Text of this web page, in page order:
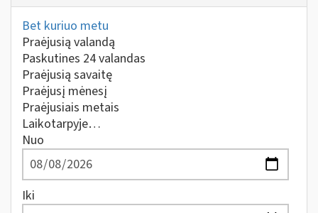
Bet kuriuo metu
Praėjusią valandą
Paskutines 24 valandas
Praėjusią savaitę
Praėjusį mėnesį
Praėjusiais metais
Laikotarpyje…
Nuo
Iki